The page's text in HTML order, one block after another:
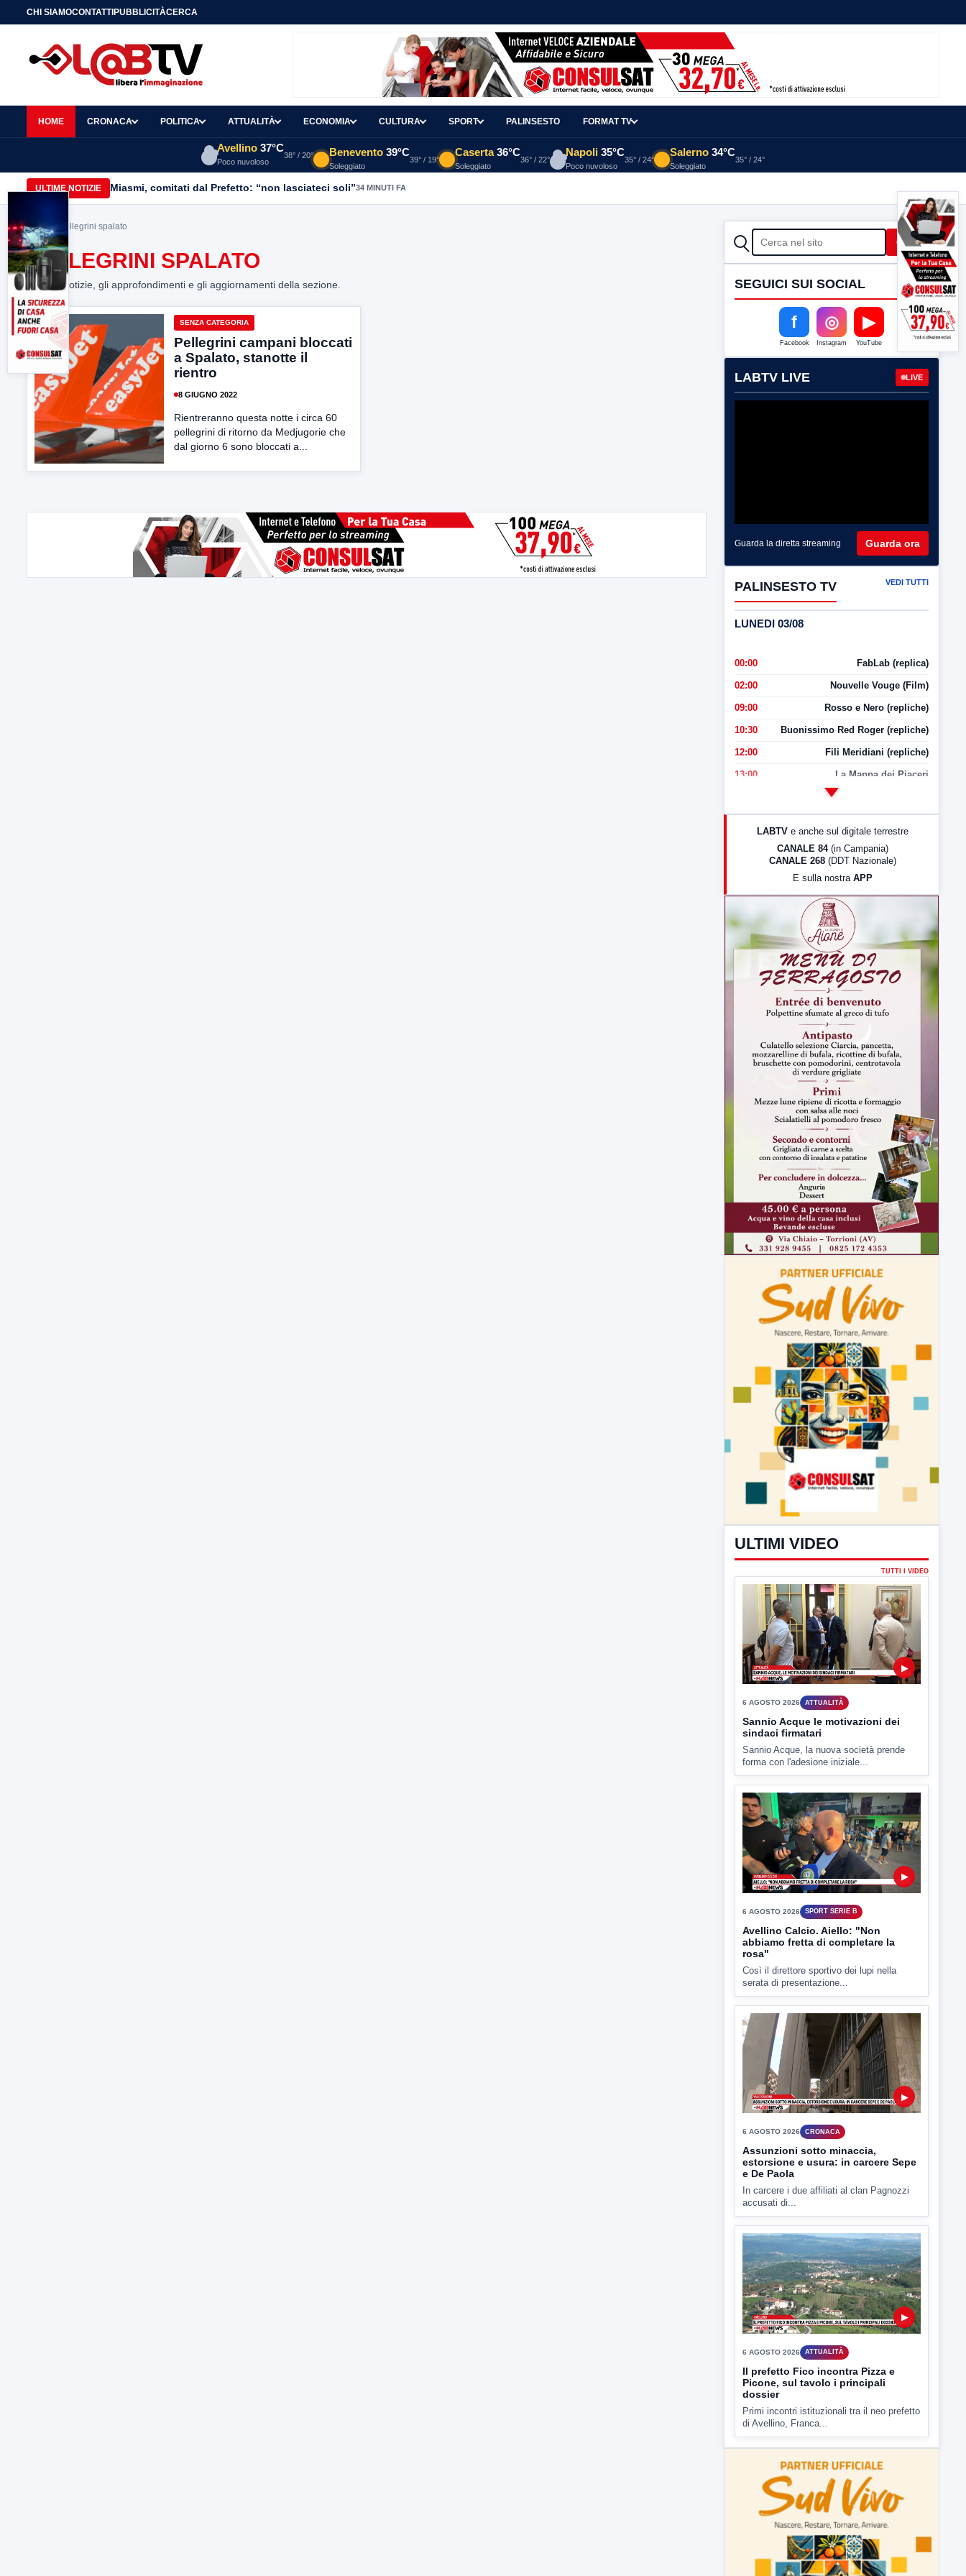
CHI SIAMOCONTATTIPUBBLICITÀCERCA
HOME CRONACA POLITICA ATTUALITÀ ECONOMIA CULTURA SPORT PALINSESTO FORMAT TV
Avellino 37°C
Poco nuvoloso
38° / 20° Benevento 39°C
Soleggiato
39° / 19°
Caserta 36°C
Soleggiato
36° / 22°
Napoli 35°C
Poco nuvoloso
35° / 24°
Salerno 34°C
Soleggiato
35° / 24°
ULTIME NOTIZIE Miasmi, comitati dal Prefetto: “non lasciateci soli”34 MINUTI FA
Home> pellegrini spalato
PELLEGRINI SPALATO
Tutte le notizie, gli approfondimenti e gli aggiornamenti della sezione.
SENZA CATEGORIA
Pellegrini campani bloccati
a Spalato, stanotte il
rientro
8 GIUGNO 2022
Rientreranno questa notte i circa 60
pellegrini di ritorno da Medjugorie che
dal giorno 6 sono bloccati a...
CERCA Cerca
SEGUICI SUI SOCIAL
f
Facebook
◎
Instagram
▶
YouTube
LABTV LIVE LIVE
Guarda la diretta streaming Guarda ora
PALINSESTO TV VEDI TUTTI
LUNEDI 03/08
00:00 FabLab (replica)
02:00 Nouvelle Vouge (Film)
09:00 Rosso e Nero (repliche)
10:30 Buonissimo Red Roger (repliche)
12:00 Fili Meridiani (repliche)
13:00 La Mappa dei Piaceri
LabNews (Diretta)
LabNews (replica)
LABTV e anche sul digitale terrestre
CANALE 84 (in Campania)
CANALE 268 (DDT Nazionale)
E sulla nostra APP
ULTIMI VIDEO
▶
6 AGOSTO 2026 ATTUALITÀ
Sannio Acque le motivazioni dei
sindaci firmatari
Sannio Acque, la nuova società prende
forma con l'adesione iniziale...
▶
6 AGOSTO 2026 SPORT SERIE B
Avellino Calcio. Aiello: "Non
abbiamo fretta di completare la
rosa"
Così il direttore sportivo dei lupi nella
serata di presentazione...
▶
6 AGOSTO 2026 CRONACA
Assunzioni sotto minaccia,
estorsione e usura: in carcere Sepe
e De Paola
In carcere i due affiliati al clan Pagnozzi
accusati di...
▶
6 AGOSTO 2026 ATTUALITÀ
Il prefetto Fico incontra Pizza e
Picone, sul tavolo i principali
dossier
Primi incontri istituzionali tra il neo prefetto
di Avellino, Franca...